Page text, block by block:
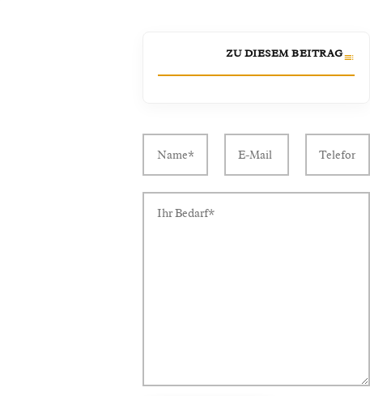
ZU DIESEM BEITRAG
Kostenstrukturen und Gewinnmargen für
Bauen Sie Premium-Ställe für jedes